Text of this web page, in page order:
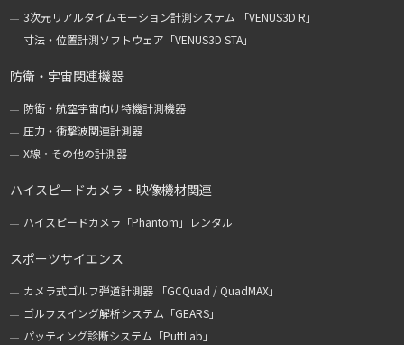
3次元リアルタイムモーション計測システム 「VENUS3D R」
寸法・位置計測ソフトウェア「VENUS3D STA」
防衛・宇宙関連機器
防衛・航空宇宙向け特機計測機器
圧力・衝撃波関連計測器
X線・その他の計測器
ハイスピードカメラ・映像機材関連
ハイスピードカメラ「Phantom」レンタル
スポーツサイエンス
カメラ式ゴルフ弾道計測器 「GCQuad / QuadMAX」
ゴルフスイング解析システム「GEARS」
パッティング診断システム「PuttLab」